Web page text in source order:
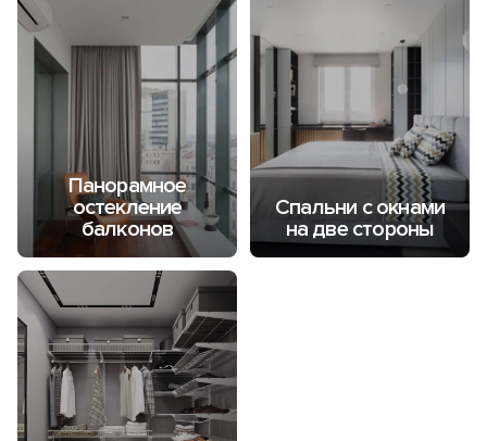
Панорамное
остекление
балконов
Спальни с окнами
на две стороны